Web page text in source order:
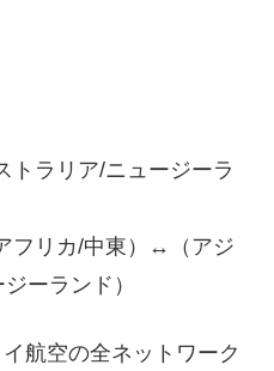
トラリア/ニュージーラ
フリカ/中東）↔（アジ
ーランド）
航空の全ネットワーク